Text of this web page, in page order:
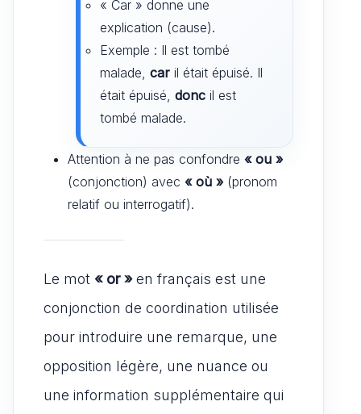
« Car » donne une
explication (cause).
Exemple : Il est tombé
malade, car il était épuisé. Il
était épuisé, donc il est
tombé malade.
Attention à ne pas confondre « ou »
(conjonction) avec « où »(pronom
relatif ou interrogatif).
Le mot « or »en français est une
conjonction de coordination utilisée
pour introduire une remarque, une
opposition légère, une nuance ou
une information supplémentaire qui